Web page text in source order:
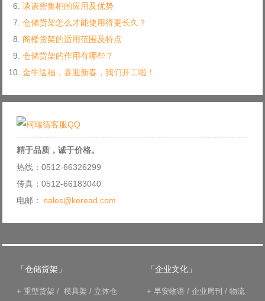
谈谈密集柜的应用及优势
仓储货架怎么才能使用得更长久？
阁楼货架的适用范围及特点
仓储货架的作用有哪些？
金牛送福，喜迎新春，我们开工啦！
精于品质，诚于价格。
热线：0512-66326299
传真：0512-66183040
电邮： sales@keread.com
「仓储货架」
+ 重型货架 / 模具架 / 立体仓
「企业文化」
+ 早安物语 / 企业周刊 / 物流